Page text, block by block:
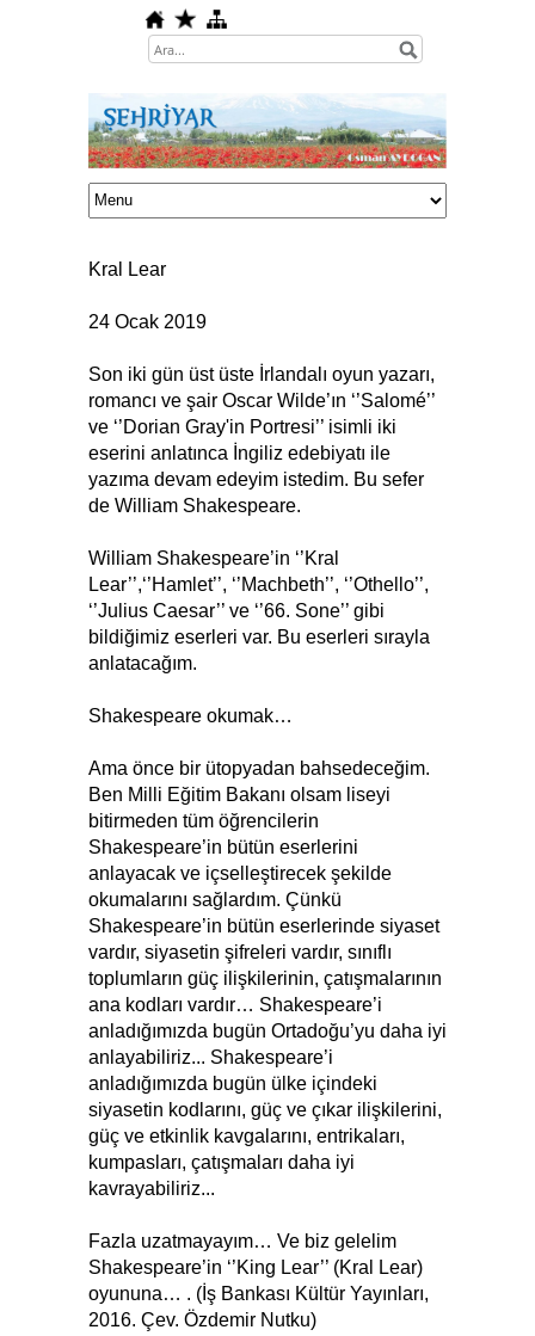
Kral Lear
24 Ocak 2019
Son iki gün üst üste İrlandalı oyun yazarı,
romancı ve şair Oscar Wilde’ın ‘’Salomé’’
ve ‘’Dorian Gray'in Portresi’’ isimli iki
eserini anlatınca İngiliz edebiyatı ile
yazıma devam edeyim istedim. Bu sefer
de William Shakespeare.
William Shakespeare’in ‘’Kral
Lear’’,‘’Hamlet’’, ‘’Machbeth’’, ‘’Othello’’,
‘’Julius Caesar’’ ve ‘’66. Sone’’ gibi
bildiğimiz eserleri var. Bu eserleri sırayla
anlatacağım.
Shakespeare okumak…
Ama önce bir ütopyadan bahsedeceğim.
Ben Milli Eğitim Bakanı olsam liseyi
bitirmeden tüm öğrencilerin
Shakespeare’in bütün eserlerini
anlayacak ve içselleştirecek şekilde
okumalarını sağlardım. Çünkü
Shakespeare’in bütün eserlerinde siyaset
vardır, siyasetin şifreleri vardır, sınıflı
toplumların güç ilişkilerinin, çatışmalarının
ana kodları vardır… Shakespeare’i
anladığımızda bugün Ortadoğu’yu daha iyi
anlayabiliriz... Shakespeare’i
anladığımızda bugün ülke içindeki
siyasetin kodlarını, güç ve çıkar ilişkilerini,
güç ve etkinlik kavgalarını, entrikaları,
kumpasları, çatışmaları daha iyi
kavrayabiliriz...
Fazla uzatmayayım… Ve biz gelelim
Shakespeare’in ‘’King Lear’’ (Kral Lear)
oyununa… . (İş Bankası Kültür Yayınları,
2016. Çev. Özdemir Nutku)